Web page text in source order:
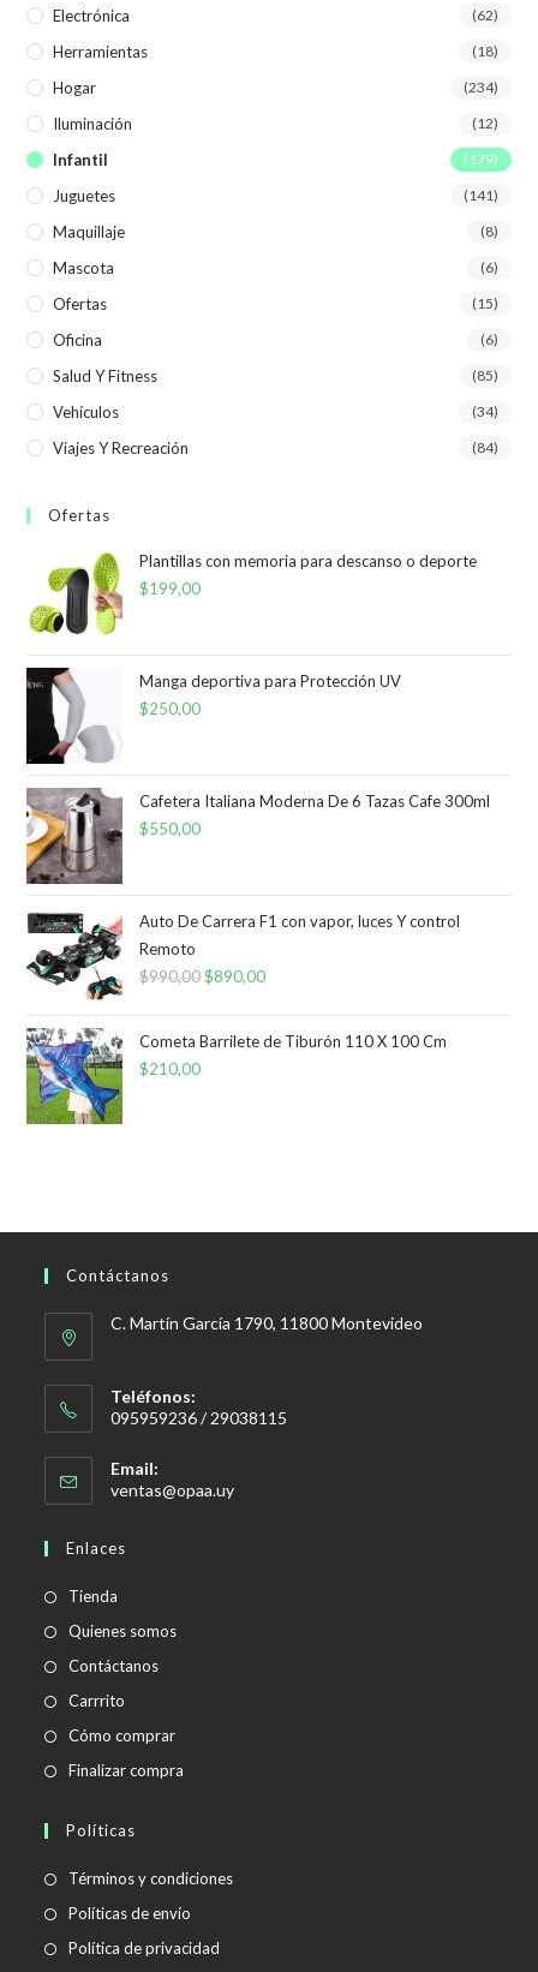
Electrónica (62)
Herramientas (18)
Hogar (234)
Iluminación (12)
Infantil (179)
Juguetes (141)
Maquillaje (8)
Mascota (6)
Ofertas (15)
Oficina (6)
Salud Y Fitness (85)
Vehículos (34)
Viajes Y Recreación (84)
Ofertas
Plantillas con memoria para descanso o deporte
$199,00
Manga deportiva para Protección UV
$250,00
Cafetera Italiana Moderna De 6 Tazas Cafe 300ml
$550,00
Auto De Carrera F1 con vapor, luces Y control
Remoto
$990,00El
original
$890,00El
actual
Cometa Barrilete de Tiburón 110 X 100 Cm
$210,00
Contáctanos
C. Martín García 1790, 11800 Montevideo
Teléfonos:
095959236 / 29038115
Email:
ventas@opaa.uySe
Enlaces
Tienda
Quienes somos
Contáctanos
Carrrito
Cómo comprar
Finalizar compra
Políticas
Términos y condicionesSe
Políticas de envío
abre
Política de privacidad